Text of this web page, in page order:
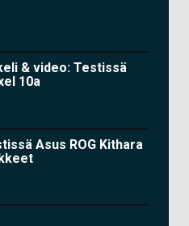
& video: Testissä
10a
Asus ROG Kithara